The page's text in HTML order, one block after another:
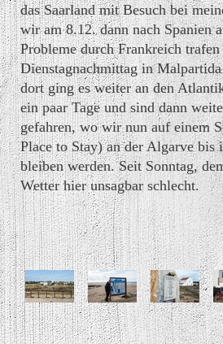
das Saarland mit Besuch bei
wir am 8.12. dann nach Spanien
Probleme durch Frankreich
Dienstagnachmittag in
dort ging es weiter an den
ein paar Tage und sind dann
gefahren, wo wir nun auf einem
Place to Stay) an der Algarve bis
bleiben werden. Seit Sonntag,
Wetter hier unsagbar schlecht.